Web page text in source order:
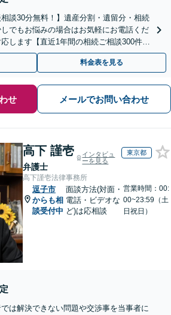
談30分無料！】遺産分割・遺留分・相続
でもお悩みの場合はお気軽にお電話くだ
します【直近1年間の相続ご相談300件以
多数】弁護士複数所属
料金表を見る
せ メールでお問い合わせ
高下 謹壱
弁護士
インタビュ
ーを見る
東京都
高下謹壱法律事務所
逗子市
からも相
談受付中
面談方法(対面・
電話・ビデオな
ど)は応相談
営業時間：00:
00~23:59（土
日祝日）
では解決できない問題や交渉事を当事者に